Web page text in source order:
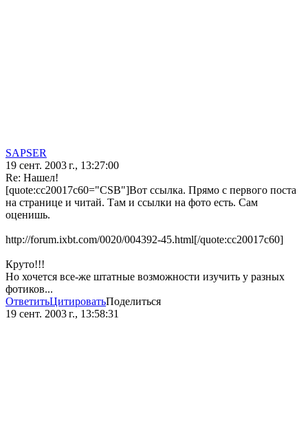
SAPSER
19 сент. 2003 г., 13:27:00
Re: Нашел!
[quote:cc20017c60="CSB"]Вот ссылка. Прямо с первого поста
на странице и читай. Там и ссылки на фото есть. Сам
оценишь.
http://forum.ixbt.com/0020/004392-45.html[/quote:cc20017c60]
Круто!!!
Но хочется все-же штатные возможности изучить у разных
фотиков...
ОтветитьЦитироватьПоделиться
19 сент. 2003 г., 13:58:31